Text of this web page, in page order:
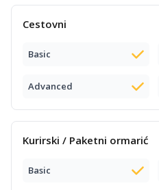
Cestovni
Basic
Advanced
Kurirski / Paketni ormarić
Basic